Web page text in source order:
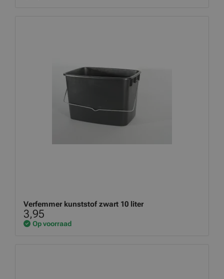
Verfemmer kunststof zwart 10 liter
3,95
Op voorraad